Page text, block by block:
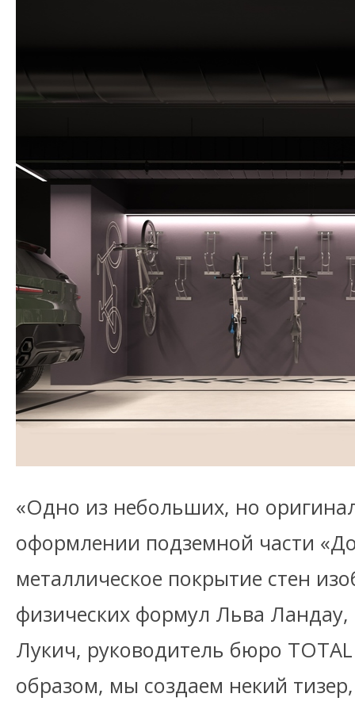
«Одно из небольших, но
оформлении подземной части
металлическое покрытие стен
физических формул Льва
Лукич, руководитель бюро TOTAL
образом, мы создаем некий